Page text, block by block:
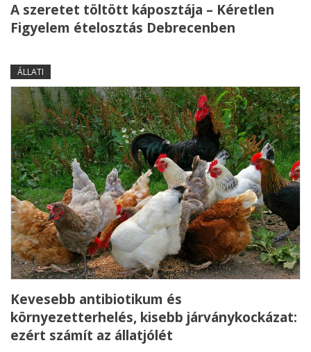
A szeretet töltött káposztája – Kéretlen
Figyelem ételosztás Debrecenben
ÁLLATI
Kevesebb antibiotikum és
környezetterhelés, kisebb járványkockázat:
ezért számít az állatjólét